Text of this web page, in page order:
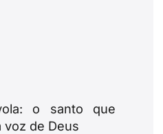
o santo que
voz de Deus